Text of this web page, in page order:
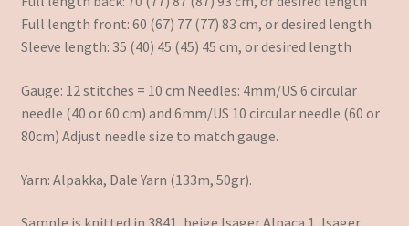
Full length front: 60 (67) 77 (77) 83 cm, or desired length
Sleeve length: 35 (40) 45 (45) 45 cm, or desired length
Gauge: 12 stitches = 10 cm Needles: 4mm/US 6 circular
needle (40 or 60 cm) and 6mm/US 10 circular needle (60 or
80cm) Adjust needle size to match gauge.
Yarn: Alpakka, Dale Yarn (133m, 50gr).